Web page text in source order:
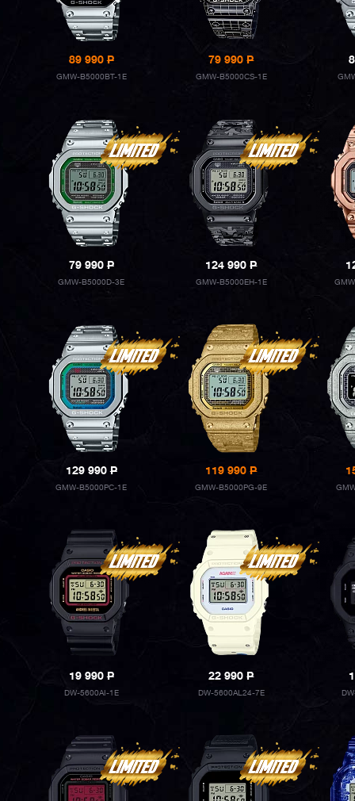
89 990P
GMW-B5000BT-1E
79 990P
GMW-B5000CS-1E
79 990P
GMW-B5000D-3E
124 990P
GMW-B5000EH-1E
129 990P
GMW-B5000PC-1E
119 990P
GMW-B5000PG-9E
19 990P
DW-5600AI-1E
22 990P
DW-5600AL24-7E